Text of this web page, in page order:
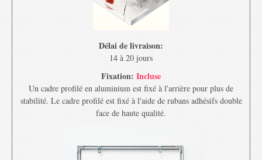
Délai de livraison:
14 à 20 jours
Fixation: Incluse
Un cadre profilé en aluminium est fixé à l'arrière pour plus de
stabilité. Le cadre profilé est fixé à l'aide de rubans adhésifs double
face de haute qualité.